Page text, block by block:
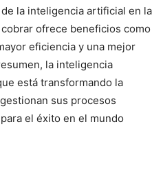
la inteligencia artificial en la
ofrece beneficios como
eficiencia y una mejor
la inteligencia
está transformando la
sus procesos
el éxito en el mundo